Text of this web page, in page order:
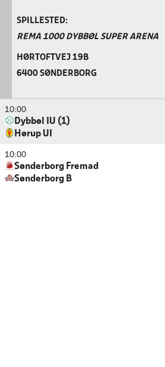
SPILLESTED:
REMA 1000 DYBBØL SUPER ARENA
HØRTOFTVEJ 19B
6400 SØNDERBORG
10:00
Dybbøl IU (1)
Hørup UI
10:00
Sønderborg Fremad
Sønderborg B